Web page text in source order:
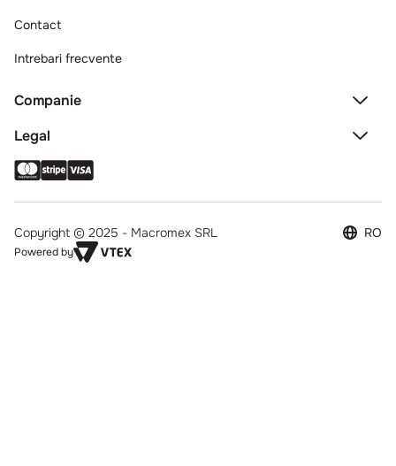
Contact
Intrebari frecvente
Companie
Legal
Copyright © 2025 - Macromex SRL
Powered by
RO